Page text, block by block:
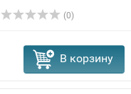
(0)
В корзину